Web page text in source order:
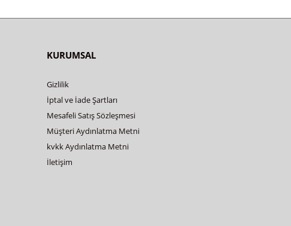
KURUMSAL
Gizlilik
İptal ve İade Şartları
Mesafeli Satış Sözleşmesi
Müşteri Aydınlatma Metni
kvkk Aydınlatma Metni
İletişim